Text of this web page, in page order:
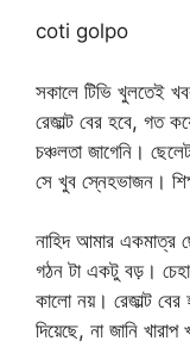
coti golpo
সকালে টিভি খুলতেই
রেজাল্ট বের হবে,
চঞ্চলতা জাগেনি।
সে খুব স্নেহভাজন।
নাহিদ আমার একমাত্র
গঠন টা একটু বড়।
কালো নয়। রেজাল্ট বের
দিয়েছে, না জানি